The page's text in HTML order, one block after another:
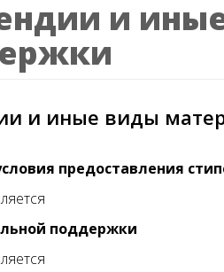
и
и иные виды
предоставления
поддержки